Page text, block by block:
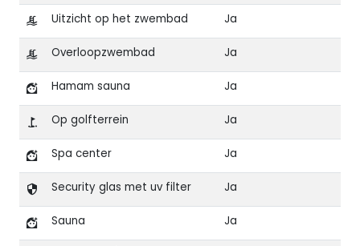
Uitzicht op het zwembad Ja
Overloopzwembad Ja
Hamam sauna Ja
Op golfterrein Ja
Spa center Ja
Security glas met uv filter Ja
Sauna Ja